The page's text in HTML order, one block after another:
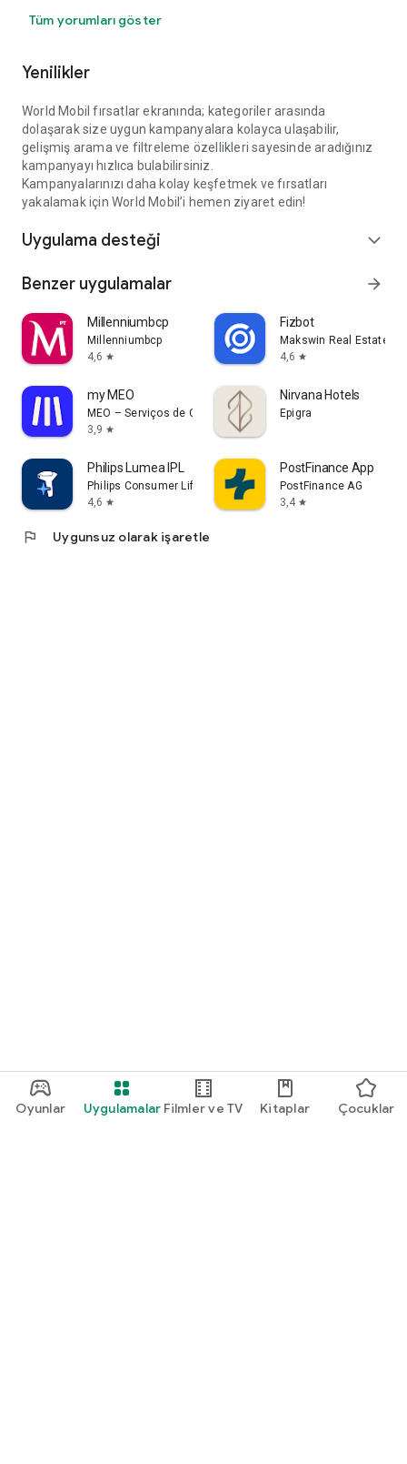
Oyunlar Uygulamalar Filmler ve TV Kitaplar Çocuklar
Tüm yorumları göster
Yenilikler
World Mobil fırsatlar ekranında; kategoriler arasında
dolaşarak size uygun kampanyalara kolayca ulaşabilir,
gelişmiş arama ve filtreleme özellikleri sayesinde aradığınız
kampanyayı hızlıca bulabilirsiniz.
Kampanyalarınızı daha kolay keşfetmek ve fırsatları
yakalamak için World Mobil’i hemen ziyaret edin!
Uygulama desteği expand_more
Benzer uygulamalar arrow_forward
Millenniumbcp
Millenniumbcp
4,6 star
Fizbot
Makswin Real Estate
4,6 star
my MEO
MEO – Serviços de Comunicações e Multimédia, S.A.
3,9 star
Nirvana Hotels
Epigra
Philips Lumea IPL
Philips Consumer Lifestyle B.V.
4,6 star
PostFinance App
PostFinance AG
3,4 star
flag Uygunsuz olarak işaretle